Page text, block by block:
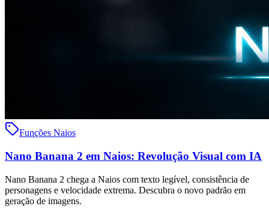
Funções Naios
Nano Banana 2 em Naios: Revolução Visual com IA
Nano Banana 2 chega a Naios com texto legível, consistência de
personagens e velocidade extrema. Descubra o novo padrão em
geração de imagens.